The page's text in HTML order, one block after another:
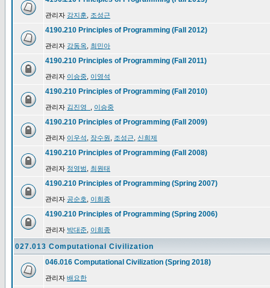
관리자 강지훈 조성근
4190.210 Principles of Programming (Fall 2012)
관리자 강동옥 최민아
4190.210 Principles of Programming (Fall 2011)
관리자 이승중 이영석
4190.210 Principles of Programming (Fall 2010)
관리자 김진영_ 이승중
4190.210 Principles of Programming (Fall 2009)
관리자 이우석 장수원 조성근 신희제
4190.210 Principles of Programming (Fall 2008)
관리자 정영범 최원태
4190.210 Principles of Programming (Spring 2007)
관리자 공순호 이희종
4190.210 Principles of Programming (Spring 2006)
관리자 박대준 이희종
027.013 Computational Civilization
046.016 Computational Civilization (Spring 2018)
관리자 배요한